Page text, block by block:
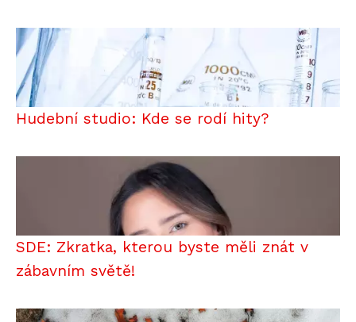
Hudební studio: Kde se rodí hity?
SDE: Zkratka, kterou byste měli znát v
zábavním světě!